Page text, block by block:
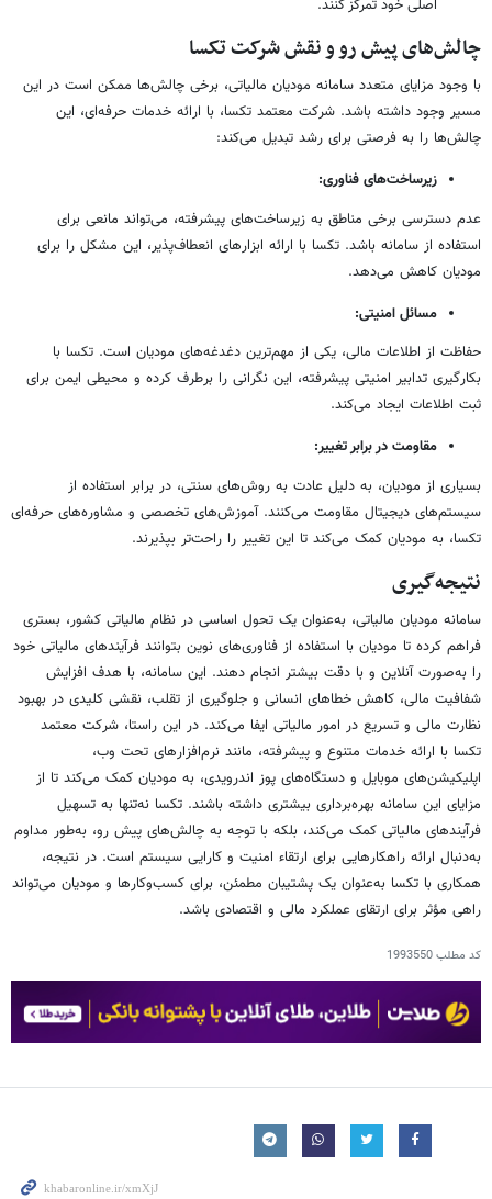
اصلی خود تمرکز کنند.
چالش‌های پیش رو و نقش شرکت تکسا
با وجود مزایای متعدد سامانه مودیان مالیاتی، برخی چالش‌ها ممکن است در این
مسیر وجود داشته باشد. شرکت معتمد تکسا، با ارائه خدمات حرفه‌ای، این
چالش‌ها را به فرصتی برای رشد تبدیل می‌کند:
زیرساخت‌های فناوری:
عدم دسترسی برخی مناطق به زیرساخت‌های پیشرفته، می‌تواند مانعی برای
استفاده از سامانه باشد. تکسا با ارائه ابزارهای انعطاف‌پذیر، این مشکل را برای
مودیان کاهش می‌دهد.
مسائل امنیتی:
حفاظت از اطلاعات مالی، یکی از مهم‌ترین دغدغه‌های مودیان است. تکسا با
بکارگیری تدابیر امنیتی پیشرفته، این نگرانی را برطرف کرده و محیطی ایمن برای
ثبت اطلاعات ایجاد می‌کند.
مقاومت در برابر تغییر:
بسیاری از مودیان، به دلیل عادت به روش‌های سنتی، در برابر استفاده از
سیستم‌های دیجیتال مقاومت می‌کنند. آموزش‌های تخصصی و مشاوره‌های حرفه‌ای
تکسا، به مودیان کمک می‌کند تا این تغییر را راحت‌تر بپذیرند.
نتیجه‌گیری
سامانه مودیان مالیاتی، به‌عنوان یک تحول اساسی در نظام مالیاتی کشور، بستری
فراهم کرده تا مودیان با استفاده از فناوری‌های نوین بتوانند فرآیندهای مالیاتی خود
را به‌صورت آنلاین و با دقت بیشتر انجام دهند. این سامانه، با هدف افزایش
شفافیت مالی، کاهش خطاهای انسانی و جلوگیری از تقلب، نقشی کلیدی در بهبود
نظارت مالی و تسریع در امور مالیاتی ایفا می‌کند. در این راستا، شرکت معتمد
تکسا با ارائه خدمات متنوع و پیشرفته، مانند نرم‌افزارهای تحت وب،
اپلیکیشن‌های موبایل و دستگاه‌های پوز اندرویدی، به مودیان کمک می‌کند تا از
مزایای این سامانه بهره‌برداری بیشتری داشته باشند. تکسا نه‌تنها به تسهیل
فرآیندهای مالیاتی کمک می‌کند، بلکه با توجه به چالش‌های پیش رو، به‌طور مداوم
به‌دنبال ارائه راهکارهایی برای ارتقاء امنیت و کارایی سیستم است. در نتیجه،
همکاری با تکسا به‌عنوان یک پشتیبان مطمئن، برای کسب‌وکارها و مودیان می‌تواند
راهی مؤثر برای ارتقای عملکرد مالی و اقتصادی باشد.
کد مطلب1993550